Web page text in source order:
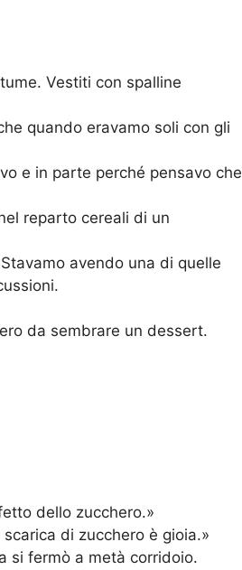
Vestiti con spalline
quando eravamo soli con gli
e in parte perché pensavo che
reparto cereali di un
avendo una di quelle
da sembrare un dessert.
dello zucchero.»
di zucchero è gioia.»
si fermò a metà corridoio.